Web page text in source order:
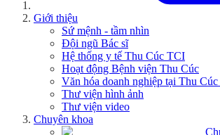
Giới thiệu
Sứ mệnh - tầm nhìn
Đội ngũ Bác sĩ
Hệ thống y tế Thu Cúc TCI
Hoạt động Bệnh viện Thu Cúc
Văn hóa doanh nghiệp tại Thu
Thư viện hình ảnh
Thư viện video
Chuyên khoa